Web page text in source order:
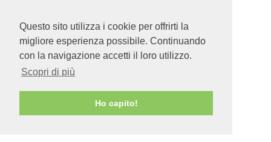
Questo sito utilizza i cookie per offrirti la
migliore esperienza possibile. Continuando
con la navigazione accetti il loro utilizzo.
Scopri di più
Ho capito!